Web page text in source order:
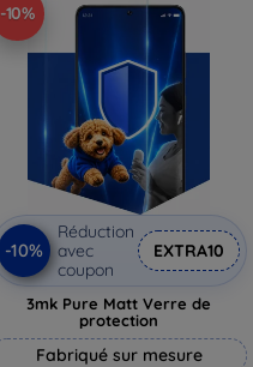
-10%
-10%
Réduction
avec
coupon
EXTRA10
3mk Pure Matt Verre de
protection
Fabriqué sur mesure